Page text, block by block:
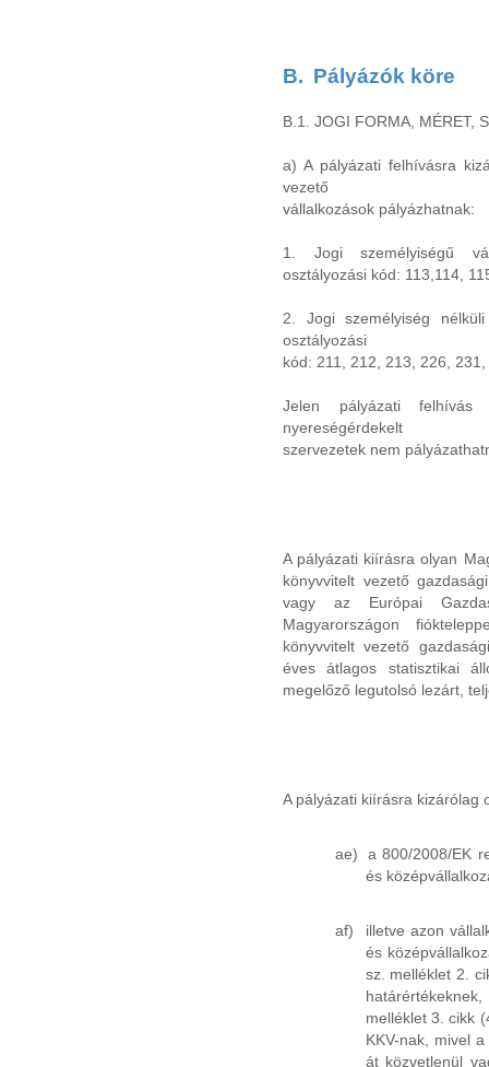
B. Pályázók köre
B.1. JOGI FORMA, MÉRET,
a) A pályázati felhívásra
vezető
vállalkozások pályázhatnak:
1. Jogi személyiségű
osztályozási kód: 113,114,
2. Jogi személyiség
osztályozási
kód: 211, 212, 213, 226,
Jelen pályázati
nyereségérdekelt
szervezetek nem
A pályázati kiírásra olyan
könyvvitelt vezető
vagy az Európai
Magyarországon
könyvvitelt vezető
éves átlagos statisztikai
megelőző legutolsó lezárt,
A pályázati kiírásra kizárólag
ae)
a 800/2008/EK
és
af)
illetve azon
és
sz. melléklet 2.
melléklet 3. cikk
KKV-nak, mivel
át közvetlenül